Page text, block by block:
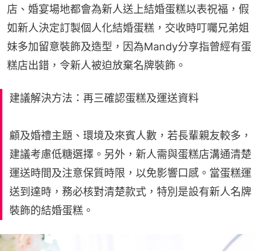
店、婚宴場地都會為新人送上結婚蛋糕以表祝福，假
如新人決定訂製個人化結婚蛋糕，交收時叮囑兄弟姐
妹多加留意裝飾及造型，因為Mandy分享指曾經有蛋
糕店出錯，令新人被迫放棄名牌裝飾。
建議解決方法：再三確認蛋糕及運送資料
顧及婚禮主題、環境及來賓人數，若長輩親友較多，
建議考慮低糖選擇。另外，新人需與蛋糕店溝通清楚
運送時間及注意保質時限，以免影響口感。當蛋糕運
送到達時，務必核對清楚款式，特別是設有新人名牌
裝飾的結婚蛋糕。